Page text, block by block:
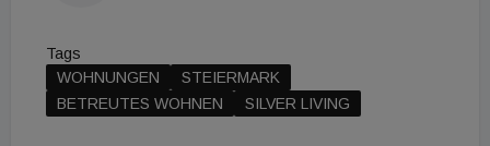
Tags
WOHNUNGEN
STEIERMARK
BETREUTES WOHNEN
SILVER LIVING